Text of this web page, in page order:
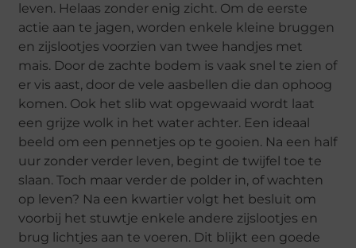
leven. Helaas zonder enig zicht. Om de eerste
actie aan te jagen, worden enkele kleine bruggen
en zijslootjes voorzien van twee handjes met
mais. Door de zachte bodem is vaak snel te zien of
er vis aast, door de vele aasbellen die dan ophoog
komen. Ook het slib wat opgewaaid wordt laat
een grijze wolk in het water achter. Een ideaal
beeld om een pennetjes op te gooien. Na een half
uur zonder verder leven, begint de twijfel toe te
slaan. Toch maar verder de polder in, of wachten
op leven? Na een kwartier volgt het besluit om
voorbij het stuwtje enkele andere zijslootjes en
brug lichtjes aan te voeren. Dit blijkt een goede